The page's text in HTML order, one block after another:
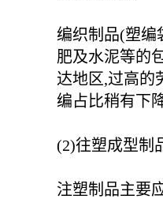
编织制品(塑编
肥及水泥等的
达地区,过高的
编占比稍有下
(2)往塑成型制
注塑制品主要